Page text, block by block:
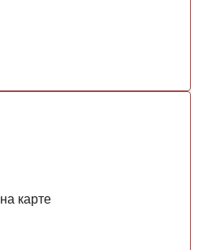
карте